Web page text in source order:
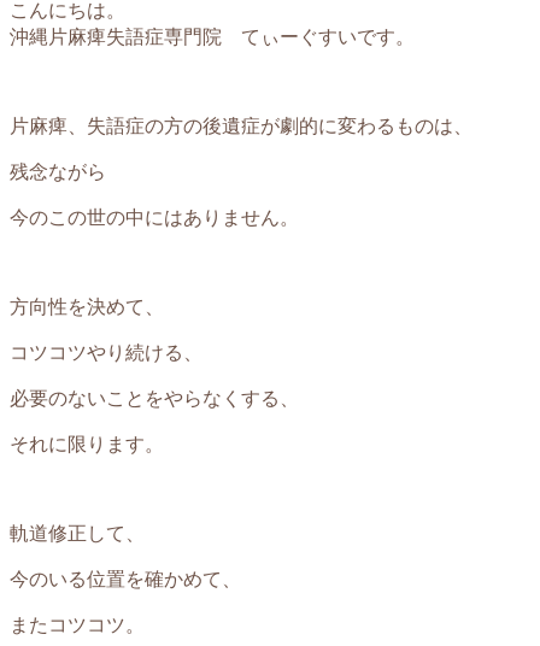
こんにちは。
沖縄片麻痺失語症専門院 てぃーぐすいです。
片麻痺、失語症の方の後遺症が劇的に変わるものは、
残念ながら
今のこの世の中にはありません。
方向性を決めて、
コツコツやり続ける、
必要のないことをやらなくする、
それに限ります。
軌道修正して、
今のいる位置を確かめて、
またコツコツ。